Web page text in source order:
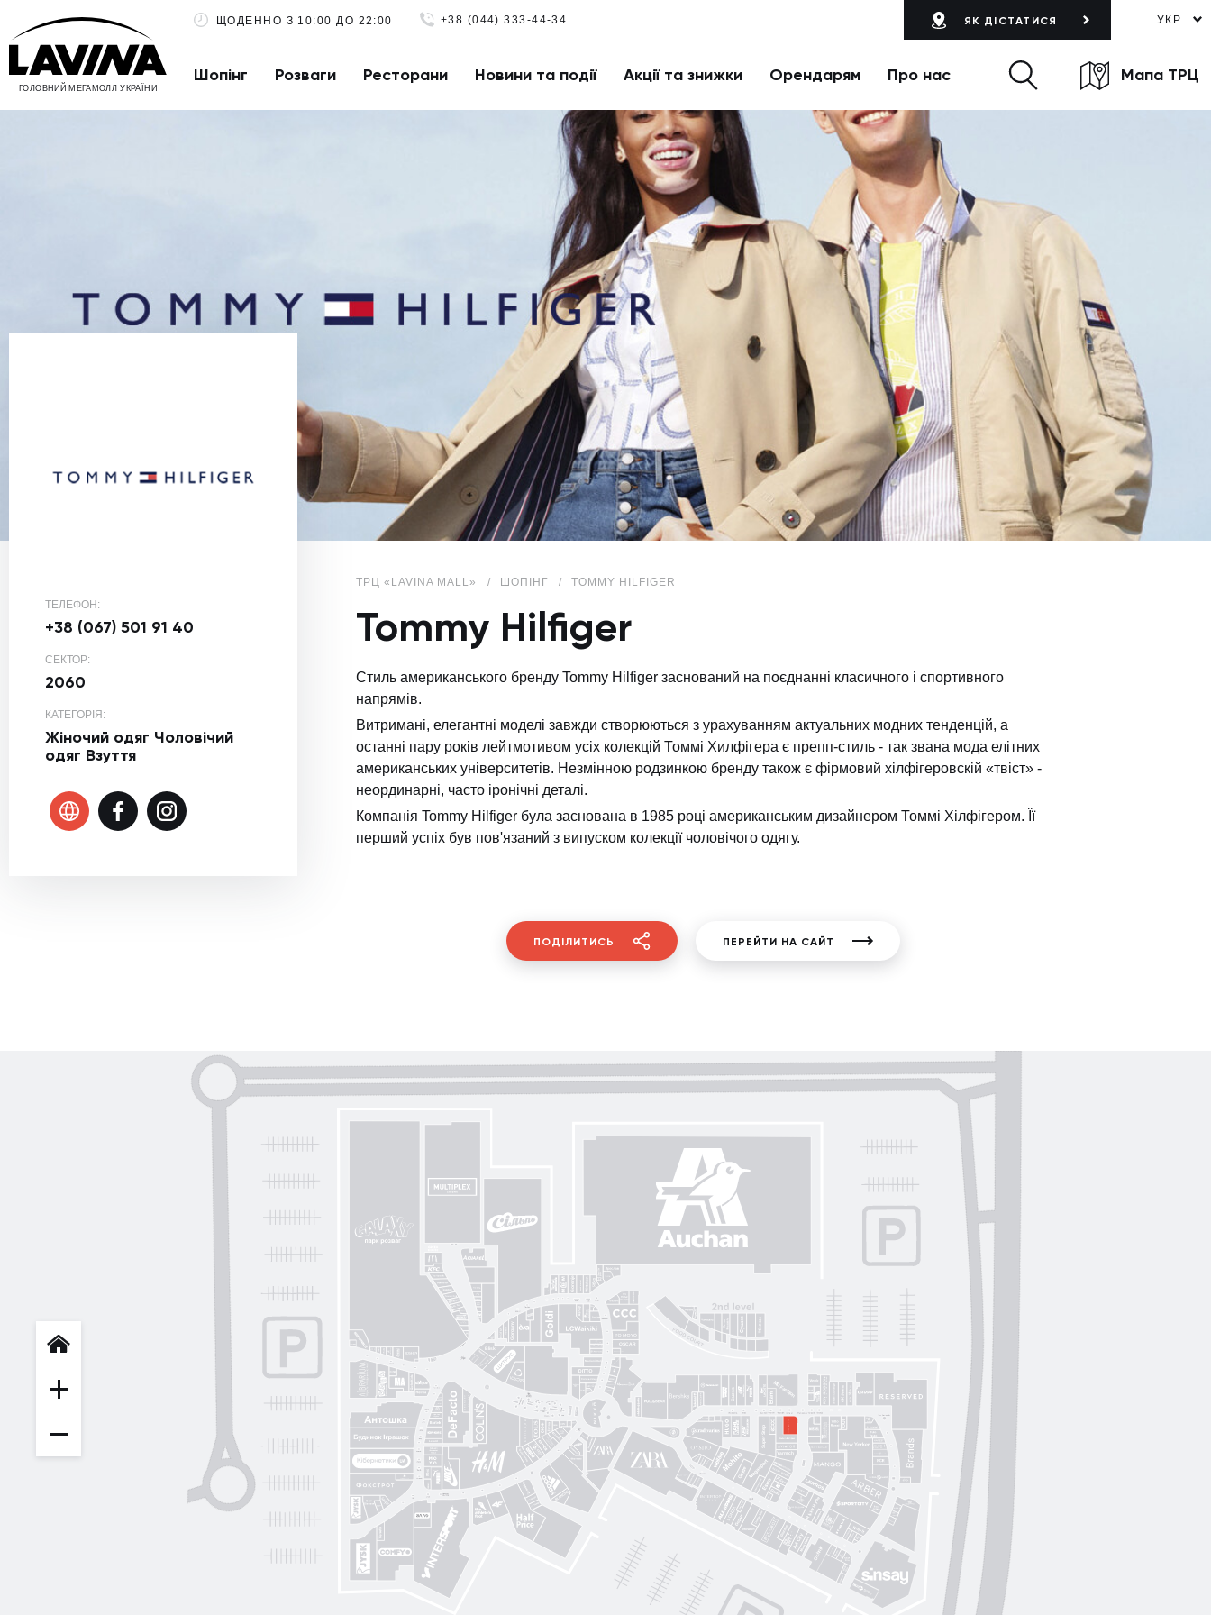
ГОЛОВНИЙ МЕГАМОЛЛ УКРАЇНИ
ЩОДЕННО З 10:00 ДО 22:00 +38 (044) 333-44-34 ЯК ДІСТАТИСЯ УКР
Шопінг Розваги Ресторани Новини та події Акції та знижки Орендарям Про нас Мапа ТРЦ
ТЕЛЕФОН:
+38 (067) 501 91 40
СЕКТОР:
2060
КАТЕГОРІЯ:
Жіночий одяг Чоловічий
одяг Взуття
ТРЦ «LAVINA MALL» ШОПІНГ TOMMY HILFIGER
Tommy Hilfiger
Стиль американського бренду Tommy Hilfiger заснований на поєднанні класичного і спортивного
напрямів.
Витримані, елегантні моделі завжди створюються з урахуванням актуальних модних тенденцій, а
останні пару років лейтмотивом усіх колекцій Томмі Хилфігера є препп-стиль - так звана мода елітних
американських університетів. Незмінною родзинкою бренду також є фірмовий хілфігеровскій «твіст» -
неординарні, часто іронічні деталі.
Компанія Tommy Hilfiger була заснована в 1985 році американським дизайнером Томмі Хілфігером. Її
перший успіх був пов'язаний з випуском колекції чоловічого одягу.
ПОДІЛИТИСЬ ПЕРЕЙТИ НА САЙТ
Art City
Rikky Hype
Guide
Guess
Super Step
Yarmich
MD Fashion
OUI
Авіація Галичини
Sкріпка
Lefard
Intimissimi UOMO
Blisk
Gorgany
Gorenje
Proзріння
Mariani Italy
OSCAR
Sushi Nice
Nolvit
Moroon
Trend collection
Ochnik